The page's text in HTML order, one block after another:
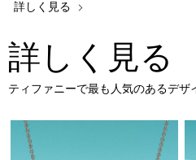
詳しく見る
詳しく見る
ティファニーで最も人気のあるデザ